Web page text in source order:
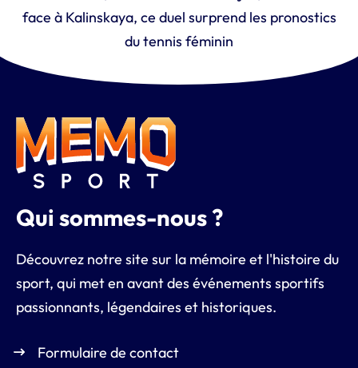
face à Kalinskaya, ce duel surprend les pronostics
du tennis féminin
Qui sommes-nous ?
Découvrez notre site sur la mémoire et l'histoire du
sport, qui met en avant des événements sportifs
passionnants, légendaires et historiques.
Formulaire de contact